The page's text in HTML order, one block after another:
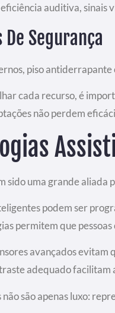
auditiva, sinais
De Segurança
piso antiderrapante
cada recurso, é
não perdem
sido uma grande aliada
podem ser
permitem que
avançados
adequado facilitam
não são apenas luxo: